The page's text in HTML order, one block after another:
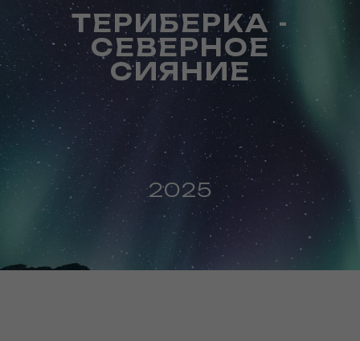
ТЕРИБЕРКА -
СЕВЕРНОЕ
СИЯНИЕ
2025